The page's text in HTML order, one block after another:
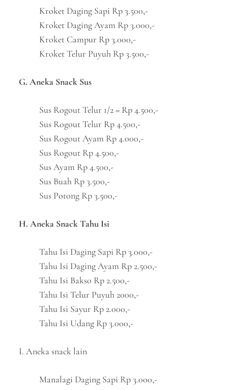
Kroket Daging Sapi Rp 3.500,-
Kroket Daging Ayam Rp 3.000,-
Kroket Campur Rp 3.000,-
Kroket Telur Puyuh Rp 3.500,-
G. Aneka Snack Sus
Sus Rogout Telur 1/2 = Rp 4.500,-
Sus Rogout Telur Rp 4.500,-
Sus Rogout Ayam Rp 4.000,-
Sus Rogout Rp 4.500,-
Sus Ayam Rp 4.500,-
Sus Buah Rp 3.500,-
Sus Potong Rp 3.500,-
H. Aneka Snack Tahu Isi
Tahu Isi Daging Sapi Rp 3.000,-
Tahu Isi Daging Ayam Rp 2.500,-
Tahu Isi Bakso Rp 2.500,-
Tahu Isi Telur Puyuh 2000,-
Tahu Isi Sayur Rp 2.000,-
Tahu Isi Udang Rp 3.000,-
I. Aneka snack lain
Manalagi Daging Sapi Rp 3.000,-